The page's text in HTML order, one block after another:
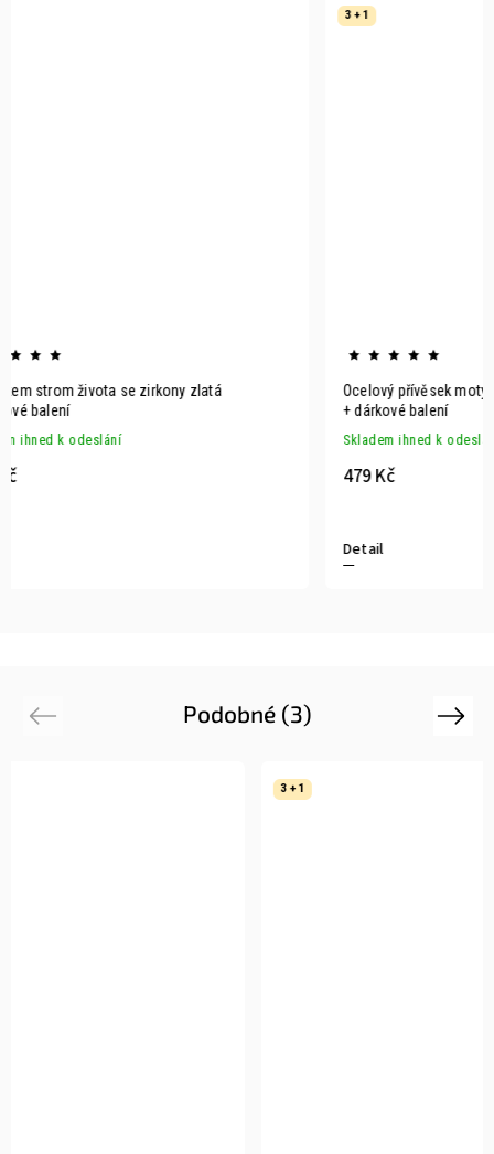
Přívěskem strom života se zirkony zlatá
+ dárkové balení
Skladem ihned k odeslání
Ocelový
+ dárkové
Skladem
Podobné (3)
Previous Next